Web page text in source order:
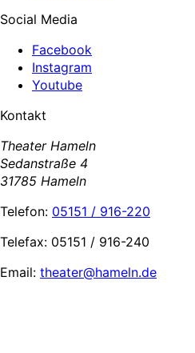
Social Media
Facebook
Instagram
Youtube
Kontakt
Theater Hameln
Sedanstraße 4
31785 Hameln
Telefon: 05151 / 916-220
Telefax: 05151 / 916-240
Email: theater@hameln.de